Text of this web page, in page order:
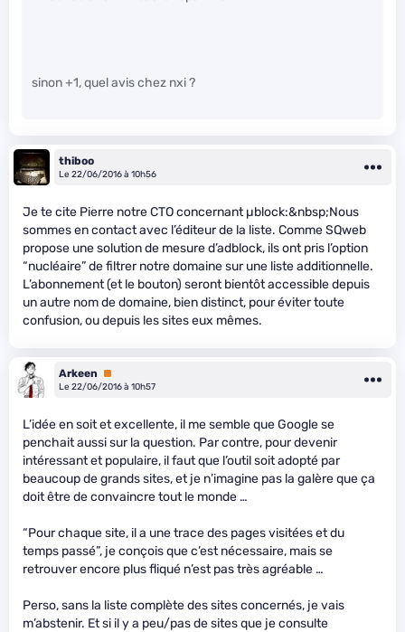
sinon +1, quel avis chez nxi ?
thiboo
Le 22/06/2016 à 10h56
Je te cite Pierre notre CTO concernant µblock:&nbsp;Nous
sommes en contact avec l’éditeur de la liste. Comme SQweb
propose une solution de mesure d’adblock, ils ont pris l’option
“nucléaire” de filtrer notre domaine sur une liste additionnelle.
L’abonnement (et le bouton) seront bientôt accessible depuis
un autre nom de domaine, bien distinct, pour éviter toute
confusion, ou depuis les sites eux mêmes.
Arkeen
Premium
Le 22/06/2016 à 10h57
L’idée en soit et excellente, il me semble que Google se
penchait aussi sur la question. Par contre, pour devenir
intéressant et populaire, il faut que l’outil soit adopté par
beaucoup de grands sites, et je n’imagine pas la galère que ça
doit être de convaincre tout le monde …
“Pour chaque site, il a une trace des pages visitées et du
temps passé”, je conçois que c’est nécessaire, mais se
retrouver encore plus fliqué n’est pas très agréable …
Perso, sans la liste complète des sites concernés, je vais
m’abstenir. Et si il y a peu/pas de sites que je consulte